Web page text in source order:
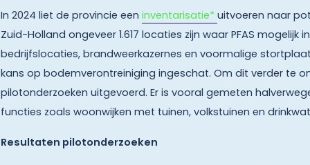
In 2024 liet de provincie een inventarisatie* uitvoeren naar
Zuid-Holland ongeveer 1.617 locaties zijn waar PFAS
bedrijfslocaties, brandweerkazernes en voormalige
kans op bodemverontreiniging ingeschat. Om dit verder te
pilotonderzoeken uitgevoerd. Er is vooral gemeten
functies zoals woonwijken met tuinen, volkstuinen en
Resultaten pilotonderzoeken